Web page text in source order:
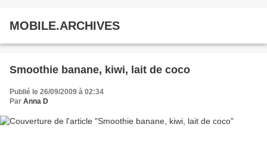
MOBILE.ARCHIVES
Smoothie banane, kiwi, lait de coco
Publié le 26/09/2009 à 02:34
Par Anna D